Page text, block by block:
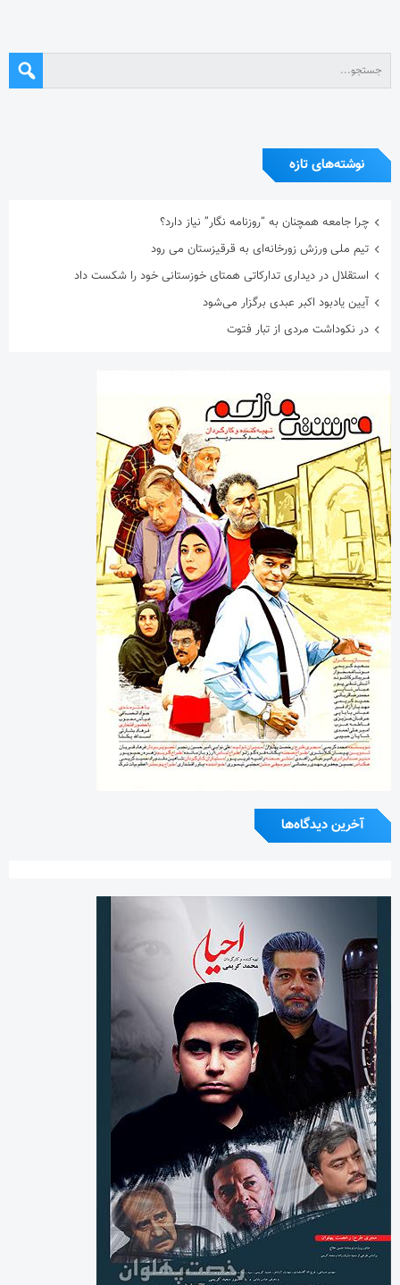
نوشته‌های تازه
چرا جامعه همچنان به “روزنامه نگار” نیاز دارد؟
تیم ملی ورزش زورخانه‌ای به قرقیزستان می رود
استقلال در دیداری تدارکاتی همتای خوزستانی خود را شکست داد
آیین یادبود اکبر عبدی برگزار می‌شود
در نکوداشت مردی از تبار فتوت
آخرین دیدگاه‌ها